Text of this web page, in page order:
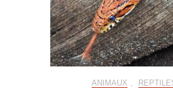
ANIMAUX